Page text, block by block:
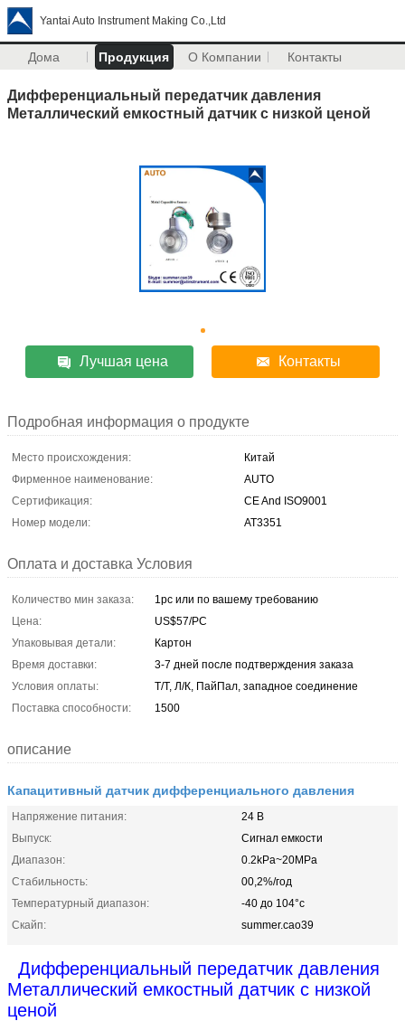
Yantai Auto Instrument Making Co.,Ltd
Дома Продукция О Компании Контакты
Дифференциальный передатчик давления
Металлический емкостный датчик с низкой ценой
Лучшая цена Контакты
Подробная информация о продукте
Место происхождения:
Китай
Фирменное наименование:
AUTO
Сертификация:
CE And ISO9001
Номер модели:
AT3351
Оплата и доставка Условия
Количество мин заказа:
1pc или по вашему требованию
Цена:
US$57/PC
Упаковывая детали:
Картон
Время доставки:
3-7 дней после подтверждения заказа
Условия оплаты:
Т/Т, Л/К, ПайПал, западное соединение
Поставка способности:
1500
описание
Капацитивный датчик дифференциального давления
Напряжение питания:
24 В
Выпуск:
Сигнал емкости
Диапазон:
0.2kPa~20MPa
Стабильность:
00,2%/год
Температурный диапазон:
-40 до 104°c
Скайп:
summer.cao39
Дифференциальный передатчик давления
Металлический емкостный датчик с низкой
ценой